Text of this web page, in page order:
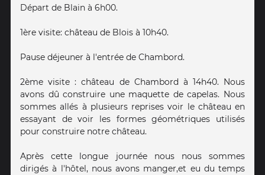
Départ de Blain à 6h00.
1ère visite: château de Blois à 10h40.
Pause déjeuner à l'entrée de Chambord.
2ème visite : château de Chambord à 14h40. Nous
avons dû construire une maquette de capelas. Nous
sommes allés à plusieurs reprises voir le château en
essayant de voir les formes géométriques utilisés
pour construire notre château.
Après cette longue journée nous nous sommes
dirigés à l'hôtel, nous avons manger,et eu du temps